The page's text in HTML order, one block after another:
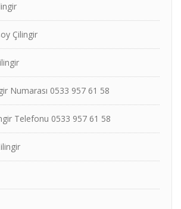
Çilingir
Numarası 0533 957 61 58
Telefonu 0533 957 61 58